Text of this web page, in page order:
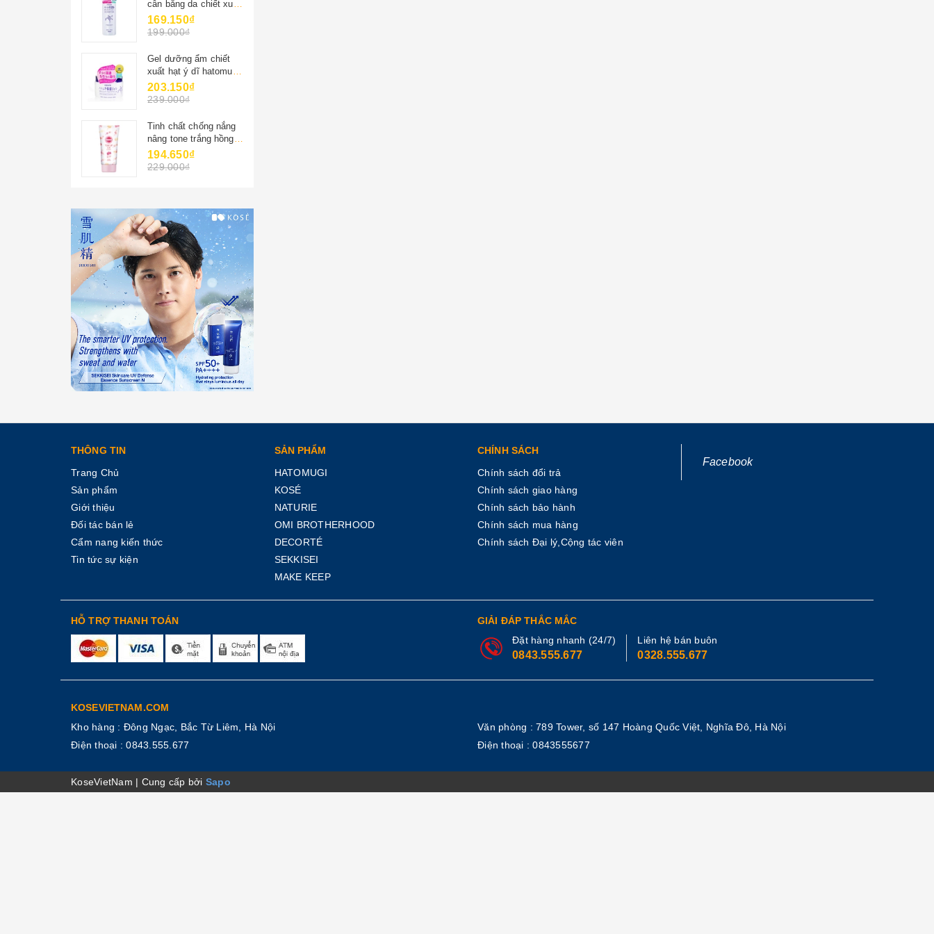
cân bằng da chiết xuất
hạt ý dĩ hatomugi
naturie chính hãng
169.150₫
199.000₫
Gel dưỡng ẩm chiết
xuất hạt ý dĩ hatomugi
naturie chính hãng
nhật bản 180g
203.150₫
239.000₫
Tinh chất chống nắng
nâng tone trắng hồng
tự nhiên kosé suncut
80g
194.650₫
229.000₫
THÔNG TIN
Trang Chủ
Sản phẩm
Giới thiệu
Đối tác bán lẻ
Cẩm nang kiến thức
Tin tức sự kiện
SẢN PHẨM
HATOMUGI
KOSÉ
NATURIE
OMI BROTHERHOOD
DECORTÉ
SEKKISEI
MAKE KEEP
CHÍNH SÁCH
Chính sách đổi trả
Chính sách giao hàng
Chính sách bảo hành
Chính sách mua hàng
Chính sách Đại lý,Cộng tác viên
Facebook
HỖ TRỢ THANH TOÁN
GIẢI ĐÁP THẮC MẮC
Đặt hàng nhanh (24/7)
0843.555.677
Liên hệ bán buôn
0328.555.677
KOSEVIETNAM.COM
Kho hàng : Đông Ngạc, Bắc Từ Liêm, Hà Nội
Điện thoại :0843.555.677
Văn phòng : 789 Tower, số 147 Hoàng Quốc Việt, Nghĩa Đô, Hà Nội
Điện thoại :0843555677
KoseVietNam | Cung cấp bởi Sapo